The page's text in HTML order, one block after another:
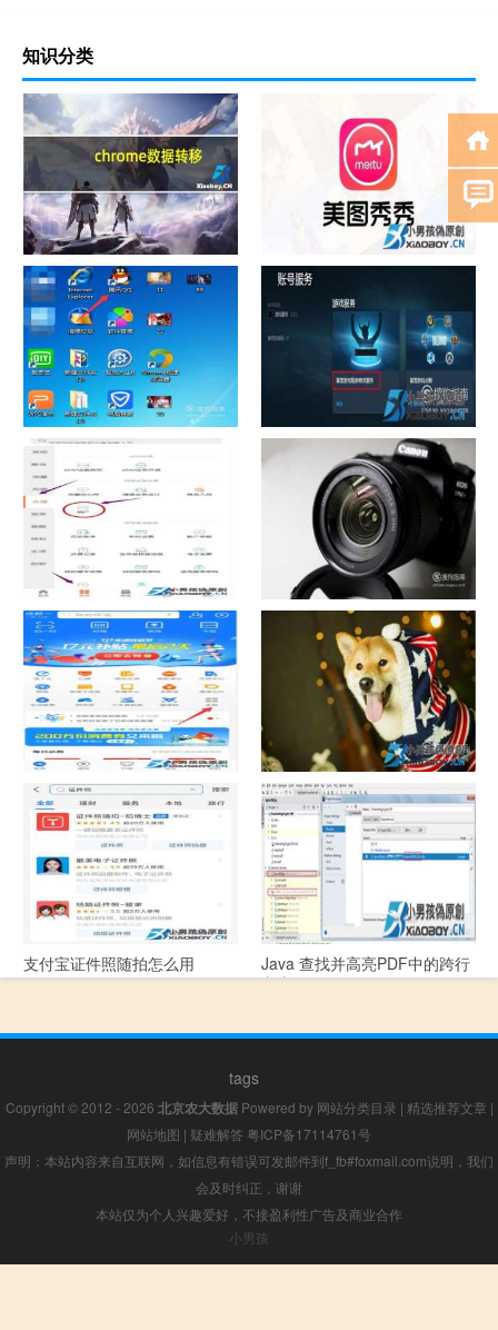
知识分类
chrome数据转移 怎样给照片换背景
如何看认识QQ好友具体多少天
了
战网怎么修改昵称？
中国联通手机营业厅销户操作
指引
摄影作品的欣赏方法
支付宝怎么拍违章挣钱？
宠物定位器app开发可以解决哪
些问题？
支付宝证件照随拍怎么用
Java 查找并高亮PDF中的跨行
文本
tags
Copyright © 2012 - 2026 北京农大数据Powered by 网站分类目录 | 精选推荐文章 |
网站地图 | 疑难解答 粤ICP备17114761号
声明：本站内容来自互联网，如信息有错误可发邮件到f_fb#foxmail.com说明，我们
会及时纠正，谢谢
本站仅为个人兴趣爱好，不接盈利性广告及商业合作
小男孩